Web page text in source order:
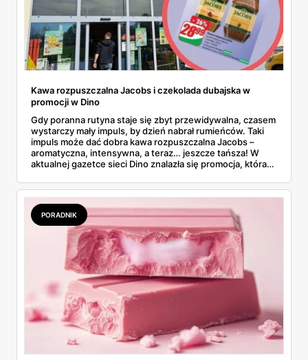
Kawa rozpuszczalna Jacobs i czekolada dubajska w
promocji w Dino
Gdy poranna rutyna staje się zbyt przewidywalna, czasem
wystarczy mały impuls, by dzień nabrał rumieńców. Taki
impuls może dać dobra kawa rozpuszczalna Jacobs –
aromatyczna, intensywna, a teraz… jeszcze tańsza! W
aktualnej gazetce sieci Dino znalazła się promocja, która
można tam kupić zarówno kultową kawę Jacobs, jak i
wyjątkową czekoladę dubajską – duet idealny na leniwe
poranki lub popołudniową chwilę relaksu. Kto powiedział,
że przyjemność musi być droga?
PORADNIK